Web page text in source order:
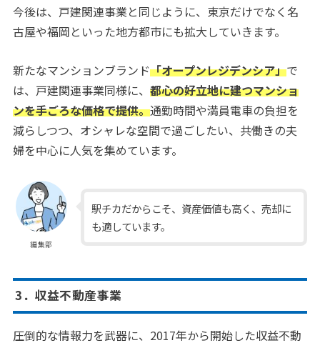
今後は、戸建関連事業と同じように、東京だけでなく名
古屋や福岡といった地方都市にも拡大していきます。
新たなマンションブランド「オープンレジデンシア」で
は、戸建関連事業同様に、 都心の好立地に建つマンショ
ンを手ごろな価格で提供。通勤時間や満員電車の負担を
減らしつつ、オシャレな空間で過ごしたい、共働きの夫
婦を中心に人気を集めています。
編集部
駅チカだからこそ、資産価値も高く、売却に
も適しています。
3．収益不動産事業
圧倒的な情報力を武器に、2017年から開始した収益不動